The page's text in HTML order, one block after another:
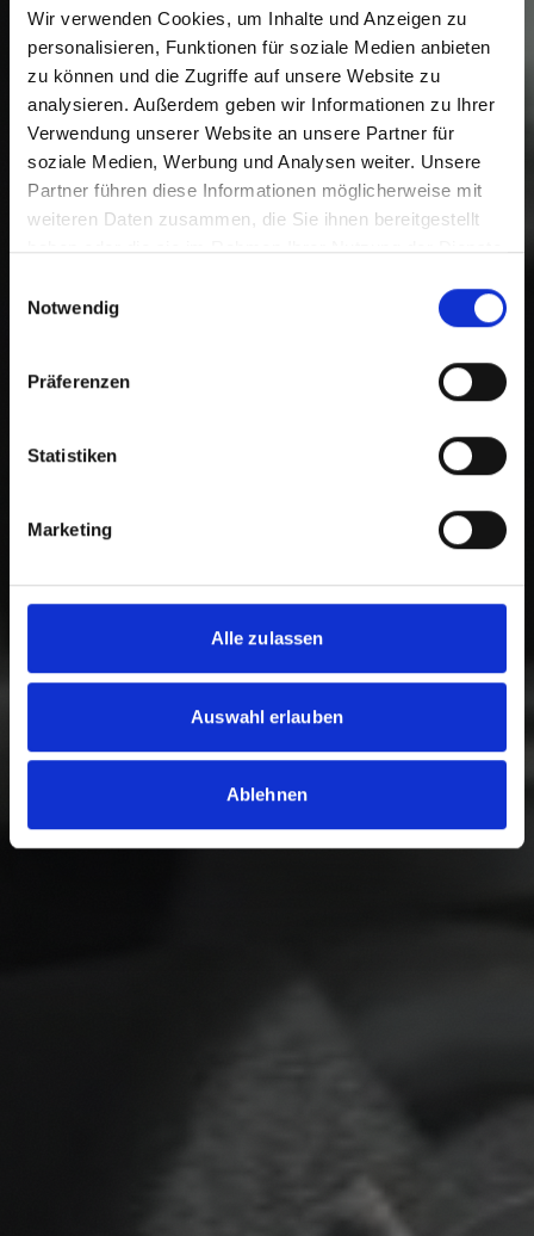
Wir verwenden Cookies, um Inhalte und Anzeigen zu
personalisieren, Funktionen für soziale Medien anbieten
zu können und die Zugriffe auf unsere Website zu
analysieren. Außerdem geben wir Informationen zu Ihrer
Verwendung unserer Website an unsere Partner für
soziale Medien, Werbung und Analysen weiter. Unsere
Partner führen diese Informationen möglicherweise mit
weiteren Daten zusammen, die Sie ihnen bereitgestellt
haben oder die sie im Rahmen Ihrer Nutzung der Dienste
Notwendig
Präferenzen
Statistiken
Marketing
Alle zulassen
Auswahl erlauben
Ablehnen